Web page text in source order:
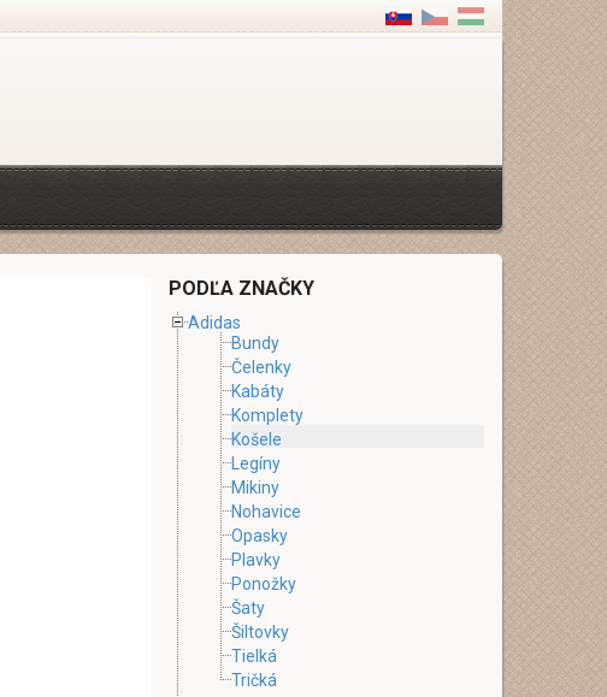
PODĽA ZNAČKY
Adidas
Bundy
Čelenky
Kabáty
Komplety
Košele
Legíny
Mikiny
Nohavice
Opasky
Plavky
Ponožky
Šaty
Šiltovky
Tielká
Tričká